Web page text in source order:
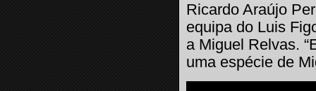
Ricardo Araújo
equipa do Luis
a Miguel Relvas.
uma espécie de